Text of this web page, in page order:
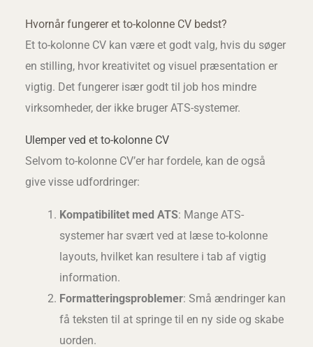
Hvornår fungerer et to-kolonne CV bedst?
Et to-kolonne CV kan være et godt valg, hvis du søger
en stilling, hvor kreativitet og visuel præsentation er
vigtig. Det fungerer især godt til job hos mindre
virksomheder, der ikke bruger ATS-systemer.
Ulemper ved et to-kolonne CV
Selvom to-kolonne CV’er har fordele, kan de også
give visse udfordringer:
Kompatibilitet med ATS: Mange ATS-
systemer har svært ved at læse to-kolonne
layouts, hvilket kan resultere i tab af vigtig
information.
Formatteringsproblemer: Små ændringer kan
få teksten til at springe til en ny side og skabe
uorden.